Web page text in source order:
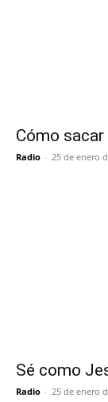
Cómo
Radio - 25 de enero
Sé como
Radio - 25 de enero